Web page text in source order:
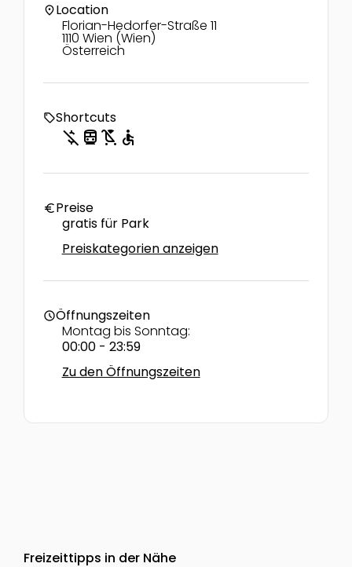
location_onLocation
Florian-Hedorfer-Straße 11
1110 Wien (Wien)
Österreich
local_offerShortcuts
money_off directions_transit child_friendly accessible
euroPreise
gratis für Park
Preiskategorien anzeigen
scheduleÖffnungszeiten
Montag bis Sonntag:
00:00 - 23:59
Zu den Öffnungszeiten
Freizeittipps in der Nähe